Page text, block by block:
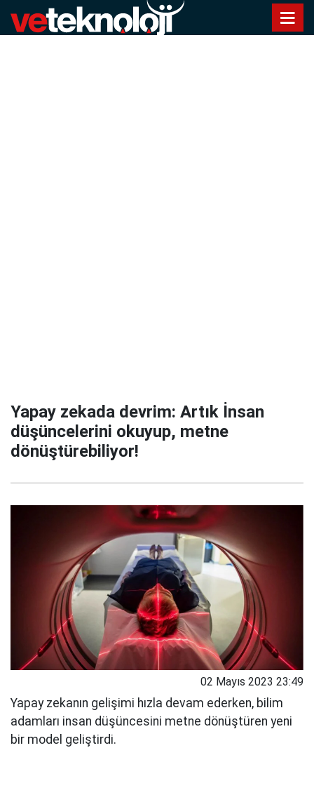
Yapay zekada devrim: Artık İnsan
düşüncelerini okuyup, metne
dönüştürebiliyor!
02 Mayıs 2023 23:49
Yapay zekanın gelişimi hızla devam ederken, bilim
adamları insan düşüncesini metne dönüştüren yeni
bir model geliştirdi.